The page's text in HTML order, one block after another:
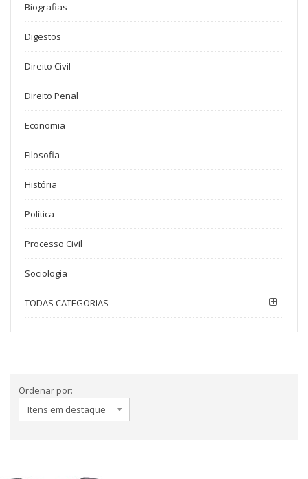
Biografias
Digestos
Direito Civil
Direito Penal
Economia
Filosofia
História
Política
Processo Civil
Sociologia
TODAS CATEGORIAS
Ordenar por: